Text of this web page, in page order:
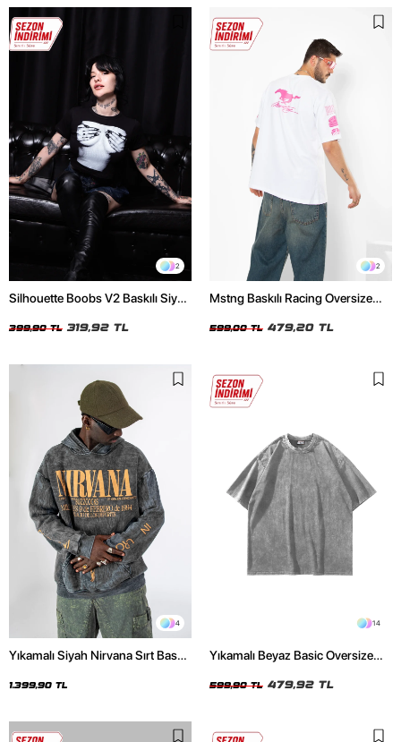
2
Silhouette Boobs V2 Baskılı Siyah
399,90 TL 319,92 TL
2
Mstng Baskılı Racing Oversize
599,00 TL 479,20 TL
4
Yıkamalı Siyah Nirvana Sırt Baskılı
1.399,90 TL
14
Yıkamalı Beyaz Basic Oversize
599,90 TL 479,92 TL